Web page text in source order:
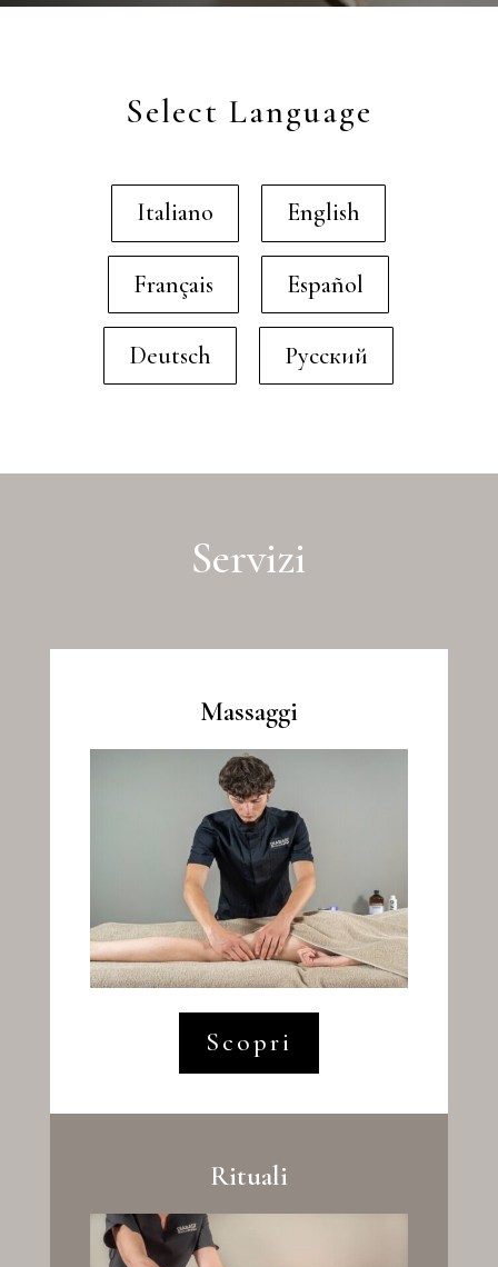
Select Language
Italiano English
Français Español
Deutsch Русский
Servizi
Massaggi
Scopri
Rituali